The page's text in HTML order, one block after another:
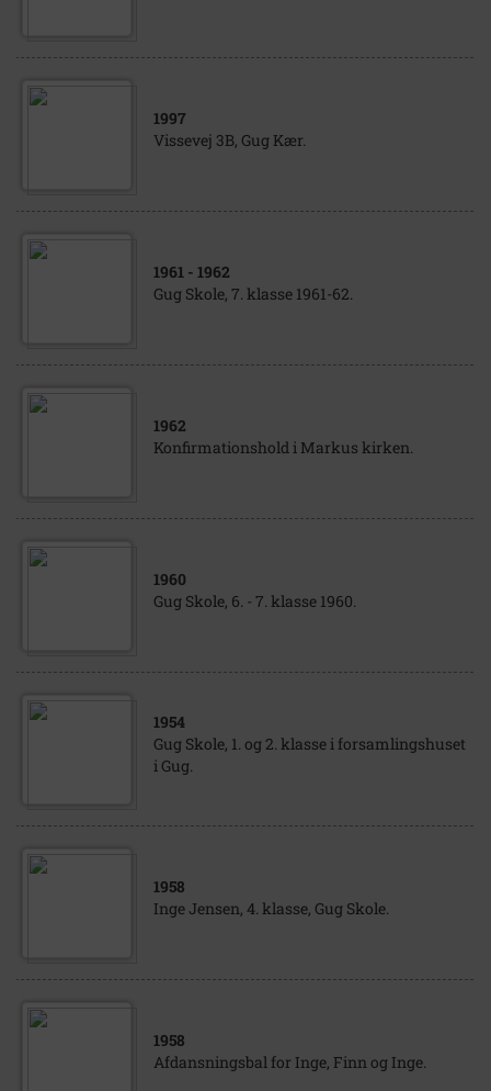
1997
Vissevej 3B, Gug Kær.
1961 - 1962
Gug Skole, 7. klasse 1961-62.
1962
Konfirmationshold i Markus kirken.
1960
Gug Skole, 6. - 7. klasse 1960.
1954
Gug Skole, 1. og 2. klasse i forsamlingshuset
i Gug.
1958
Inge Jensen, 4. klasse, Gug Skole.
1958
Afdansningsbal for Inge, Finn og Inge.